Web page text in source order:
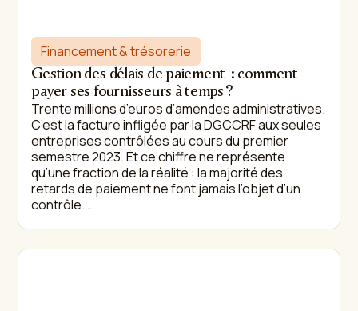
Financement & trésorerie
Gestion des délais de paiement : comment
payer ses fournisseurs à temps ?
Trente millions d’euros d’amendes administratives.
C’est la facture infligée par la DGCCRF aux seules
entreprises contrôlées au cours du premier
semestre 2023. Et ce chiffre ne représente
qu’une fraction de la réalité : la majorité des
retards de paiement ne font jamais l’objet d’un
contrôle.…